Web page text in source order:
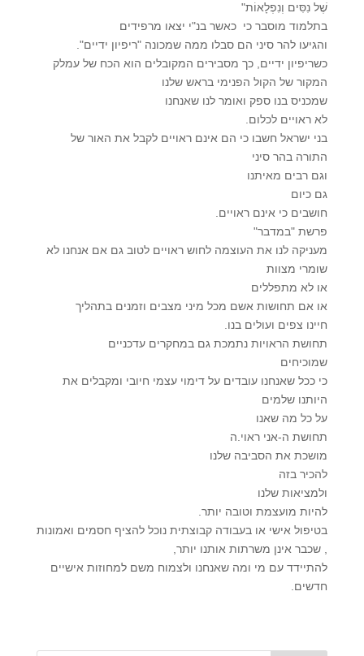
שֶׁל נִסִּים וְנִפְלָאוֹת"
בתלמוד מוסבר כי כאשר בנ"י יצאו מרפידים
והגיעו להר סיני הם סבלו ממה שמכונה "ריפיון ידיים".
כשריפיון ידיים, כך מסבירים המקובלים הוא הכח של עמלק
המקור של הקול הפנימי בראש שלנו
שמכניס בנו ספק ואומר לנו שאנחנו
לא ראויים לכלום.
בני ישראל חשבו כי הם אינם ראויים לקבל את האור של
התורה בהר סיני
וגם רבים מאיתנו
גם כיום
חושבים כי אינם ראויים.
פרשת "במדבר"
מעניקה לנו את העוצמה לחוש ראויים לטוב גם אם אנחנו לא
שומרי מצוות
או לא מתפללים
או אם תחושות אשם מכל מיני מצבים וזמנים בתהליך
חיינו צפים ועולים בנו.
תחושת הראויות נתמכת גם במחקרים עדכניים
שמוכיחים
כי ככל שאנחנו עובדים על דימוי עצמי חיובי ומקבלים את
היותנו שלמים
על כל מה שאנו
תחושת ה-אני ראוי.ה
מושכת את הסביבה שלנו
להכיר בזה
ולמציאות שלנו
להיות מועצמת וטובה יותר.
בטיפול אישי או בעבודה קבוצתית נוכל להציף חסמים ואמונות
, שכבר אינן משרתות אותנו יותר,
להתיידד עם מי ומה שאנחנו ולצמוח משם למחוזות אישיים
חדשים.